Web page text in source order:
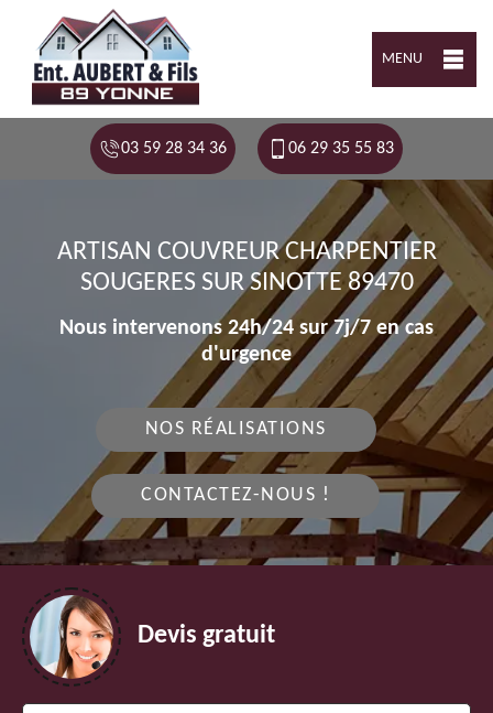
MENU
03 59 28 34 36 06 29 35 55 83
ARTISAN COUVREUR CHARPENTIER
SOUGERES SUR SINOTTE 89470
Nous intervenons 24h/24 sur 7j/7 en cas
d'urgence
NOS RÉALISATIONS
CONTACTEZ-NOUS !
Devis gratuit